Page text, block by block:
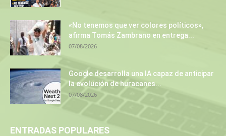
«No tenemos que ver colores políticos»,
afirma Tomás Zambrano en entrega...
07/08/2026
Google desarrolla una IA capaz de anticipar
la evolución de huracanes...
07/08/2026
ENTRADAS POPULARES